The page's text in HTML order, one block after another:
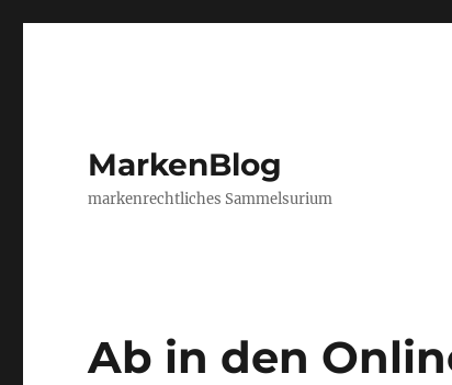
MarkenBlog
markenrechtliches Sammelsurium
Ab in den